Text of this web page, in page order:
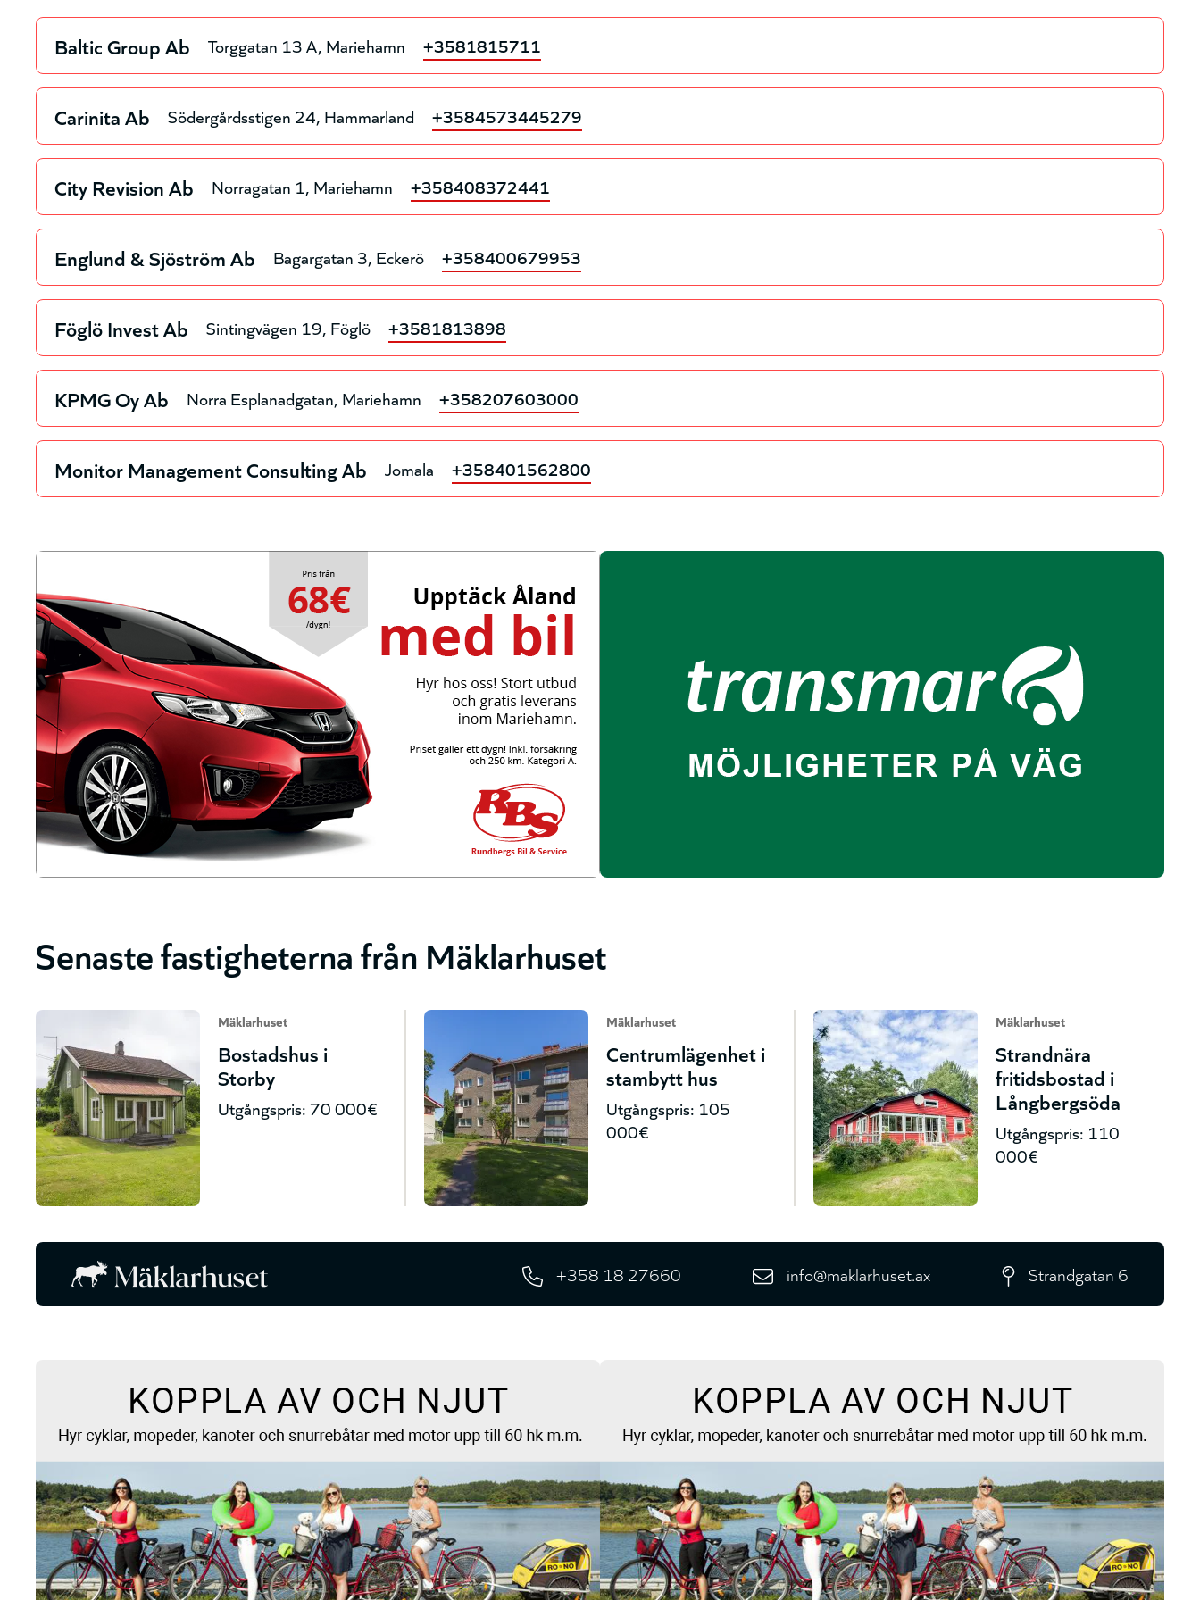
Baltic Group Ab Torggatan 13 A Mariehamn +3581815711
Carinita Ab Södergårdsstigen 24 Hammarland +3584573445279
City Revision Ab Norragatan 1 Mariehamn +358408372441
Englund & Sjöström Ab Bagargatan 3 Eckerö +358400679953
Föglö Invest Ab Sintingvägen 19 Föglö +3581813898
KPMG Oy Ab Norra Esplanadgatan Mariehamn +358207603000
Monitor Management Consulting Ab Jomala +358401562800
Senaste fastigheterna från Mäklarhuset
Mäklarhuset
Bostadshus i
Storby
Utgångspris: 70 000€
Mäklarhuset
Centrumlägenhet i
stambytt hus
Utgångspris: 105
000€
Mäklarhuset
Strandnära
fritidsbostad i
Långbergsöda
Utgångspris: 110
000€
+358 18 27660 info@maklarhuset.ax Strandgatan 6